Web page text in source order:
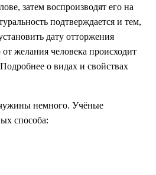
затем воспроизводят его на
подтверждается и тем,
дату отторжения
желания человека происходит
о видах и свойствах
немного. Учёные
способа: